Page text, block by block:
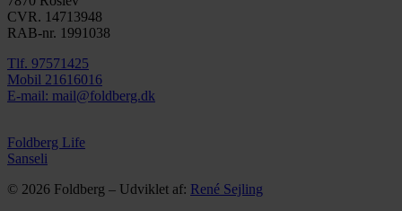
CVR. 14713948
RAB-nr. 1991038​
Tlf. 97571425
Mobil 21616016
E-mail: mail@foldberg.dk
Foldberg Life
Sanseli
© 2026 Foldberg – Udviklet af: René Sejling